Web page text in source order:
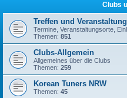
Clubs
Treffen und
Termine, Veranstaltungsorte,
Themen: 851
Clubs-Allgemein
Allgemeines über die Clubs
Themen: 259
Korean Tuners NRW
Themen: 45